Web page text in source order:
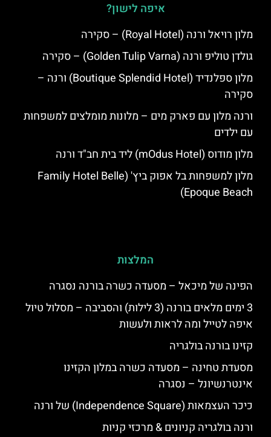
איפה לישון?
מלון רויאל ורנה (Royal Hotel) – סקירה
גולדן טוליפ ורנה (Golden Tulip Varna) – סקירה
מלון ספלנדיד (Boutique Splendid Hotel) ורנה –
סקירה
ורנה מלון עם פארק מים – מלונות מומלצים למשפחות
עם ילדים
מלון מודוס (mOdus Hotel) ליד בית חב"ד ורנה
מלון למשפחות בל אפוק ביץ' (Family Hotel Belle
Epoque Beach)
המלצות
הפינה של מיכאל – מסעדה כשרה בורנה נסגרה
3 ימים מלאים בורנה (3 לילות) והסביבה – מסלול טיול
איפה לטייל ומה לראות ולעשות
קזינו בורנה בולגריה
מסעדת טחינה – מסעדה כשרה במלון הקזינו
אינטרנשיונל – נסגרה
כיכר העצמאות (Independence Square) של ורנה
ורנה בולגריה קניונים & מרכזי קניות